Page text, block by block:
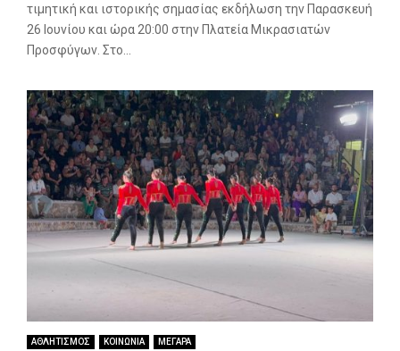
τιμητική και ιστορικής σημασίας εκδήλωση την Παρασκευή
26 Ιουνίου και ώρα 20:00 στην Πλατεία Μικρασιατών
Προσφύγων. Στο...
ΑΘΛΗΤΙΣΜΟΣ ΚΟΙΝΩΝΙΑ ΜΕΓΑΡΑ